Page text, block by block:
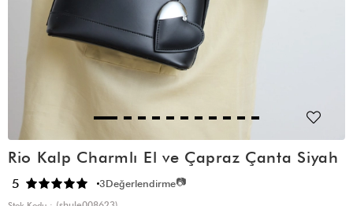
Rio Kalp Charmlı El ve Çapraz Çanta Siyah
5 3Değerlendirme📷